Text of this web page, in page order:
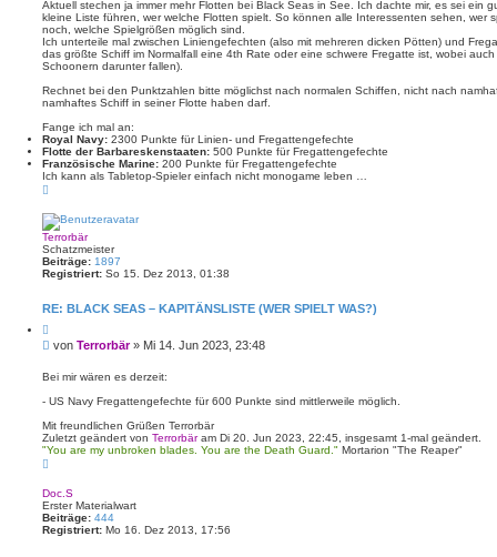
e
r
e
n
t
r
a
g
Aktuell stechen ja immer mehr Flotten bei Black Seas in See. Ich dachte mir, es sei ein
kleine Liste führen, wer welche Flotten spielt. So können alle Interessenten sehen, wer
noch, welche Spielgrößen möglich sind.
Ich unterteile mal zwischen Liniengefechten (also mit mehreren dicken Pötten) und
das größte Schiff im Normalfall eine 4th Rate oder eine schwere Fregatte ist, wobei
Schoonern darunter fallen).
Rechnet bei den Punktzahlen bitte möglichst nach normalen Schiffen, nicht nach
namhaftes Schiff in seiner Flotte haben darf.
Fange ich mal an:
Royal Navy: 2300 Punkte für Linien- und Fregattengefechte
Flotte der Barbareskenstaaten: 500 Punkte für Fregattengefechte
Französische Marine: 200 Punkte für Fregattengefechte
Ich kann als Tabletop-Spieler einfach nicht monogame leben …
c
h
o
b
e
n
Terrorbär
Schatzmeister
Beiträge: 1897
Registriert: So 15. Dez 2013, 01:38
RE: BLACK SEAS – KAPITÄNSLISTE (WER SPIELT WAS?)
i
t
e
e
B
i
r
a
g
von Terrorbär» Mi 14. Jun 2023, 23:48
Bei mir wären es derzeit:
- US Navy Fregattengefechte für 600 Punkte sind mittlerweile möglich.
Mit freundlichen Grüßen Terrorbär
Zuletzt geändert von Terrorbäram Di 20. Jun 2023, 22:45, insgesamt 1-mal geändert.
"You are my unbroken blades. You are the Death Guard." Mortarion "The Reaper"
h
o
b
e
Doc.S
Erster Materialwart
Beiträge: 444
Registriert: Mo 16. Dez 2013, 17:56